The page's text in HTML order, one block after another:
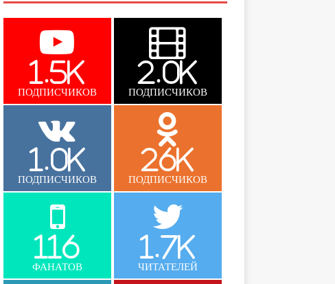
1.5K
ПОДПИСЧИКОВ
2.0K
ПОДПИСЧИКОВ
1.0K
ПОДПИСЧИКОВ
26K
ПОДПИСЧИКОВ
116
ФАНАТОВ
1.7K
ЧИТАТЕЛЕЙ